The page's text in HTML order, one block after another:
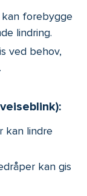
forebygge
lindring.
ved behov,
kan lindre
kan gis